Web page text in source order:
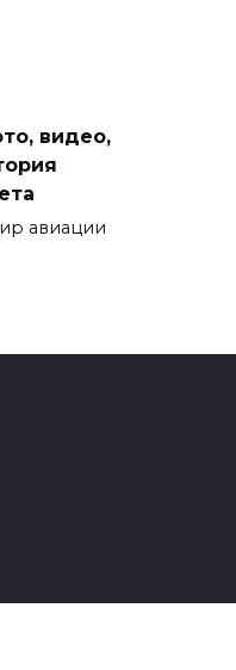
видео,
авиации